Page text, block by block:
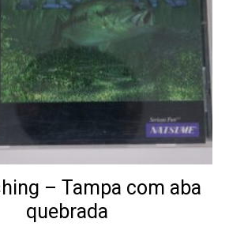
– Tampa com aba
quebrada